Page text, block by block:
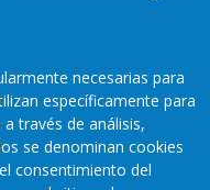
Aviso legal
necesarias para
específicamente para
través de análisis,
se denominan cookies
consentimiento del